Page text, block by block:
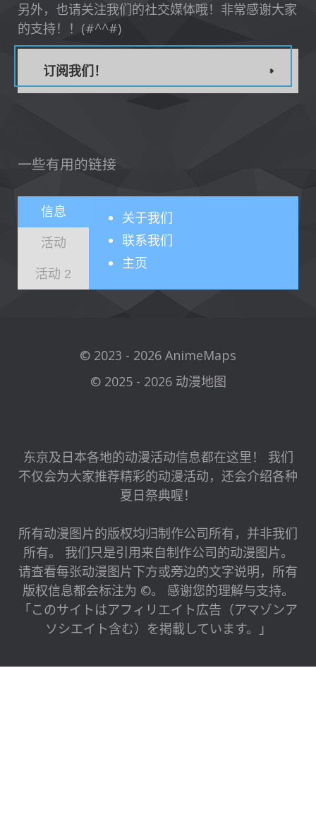
另外，也请关注我们的社交媒体哦！非常感谢大家
的支持！！(#^^#)
订阅我们！
一些有用的链接
信息
活动
活动 2
关于我们
联系我们
主页
© 2023 - 2026 AnimeMaps
© 2025 - 2026 动漫地图
东京及日本各地的动漫活动信息都在这里！ 我们
不仅会为大家推荐精彩的动漫活动，还会介绍各种
夏日祭典喔！
所有动漫图片的版权均归制作公司所有，并非我们
所有。 我们只是引用来自制作公司的动漫图片。
请查看每张动漫图片下方或旁边的文字说明，所有
版权信息都会标注为 ©。 感谢您的理解与支持。
「このサイトはアフィリエイト広告（アマゾンア
ソシエイト含む）を掲載しています。」